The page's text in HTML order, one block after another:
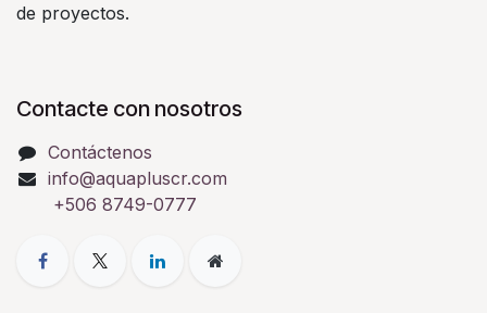
de proyectos.
Contacte con nosotros
Contáctenos
info@aquapluscr.com
+506 8749-0777